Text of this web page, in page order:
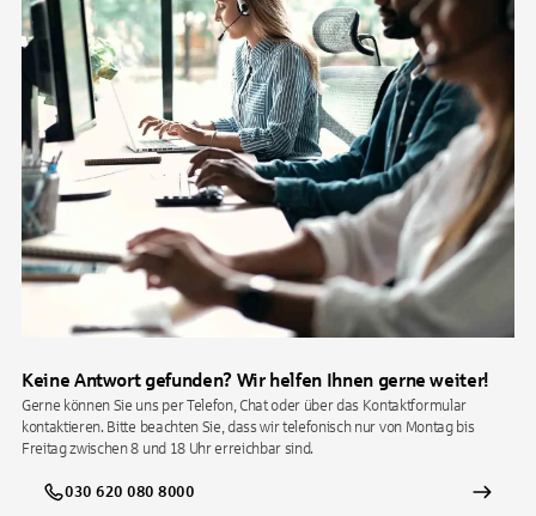
Keine Antwort gefunden? Wir helfen Ihnen gerne weiter!
Gerne können Sie uns per Telefon, Chat oder über das Kontaktformular
kontaktieren. Bitte beachten Sie, dass wir telefonisch nur von Montag bis
Freitag zwischen 8 und 18 Uhr erreichbar sind.
030 620 080 8000